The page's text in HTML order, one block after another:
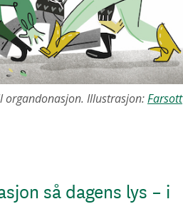
Illustrasjon:Farsott
så dagens lys – i